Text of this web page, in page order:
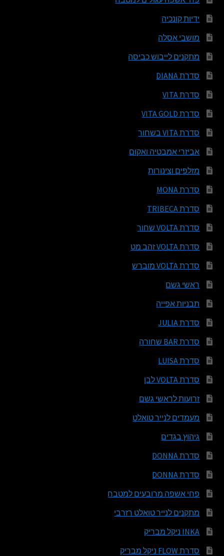
ידיות קונכיה
מושבי אסלה
מתקנים לייבוש כביסה
סדרת DIANA
סדרת VITA
סדרת VITA GOLD
סדרת VITA בשחור
אביזרי אמבטיה ואקום
מזלפים וצינורות
סדרת MONA
סדרת TRIBECA
סדרת VOLTA שחור
סדרת VOLTA זהב מט
סדרת VOLTA מוברש
ראשי גשם
תבניות אפייה
סדרת JULIA
סדרת BAR שחורה
סדרת LUISA
סדרת VOLTA לבן
זרועות לראשי גשם
מעמדים לנייר טואלט
גיהוץ בגדים
סדרת DONNA
סדרת DONNA
פחי אשפה מרובעים למטבח
מתקנים לנייר טואלט רזרבי
INKA ניקל מבריק
סדרת FLOW ניקל מבריק